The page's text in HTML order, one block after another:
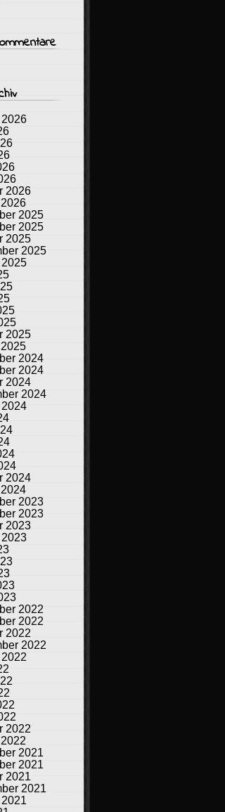
2026
2025
2025
2025
2025
2025
2024
2024
2024
2024
2024
2023
2023
2023
2022
2022
2022
2022
2022
2021
2021
2021
2021